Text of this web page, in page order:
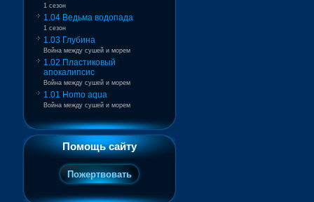
1 сезон
1.04 Ведьма водопада
1 сезон
1.03 Глубина
Война между сушей и морем
1.02 Пластиковый
апокалипсис
Война между сушей и морем
1.01 Homo aqua
Война между сушей и морем
Помощь сайту